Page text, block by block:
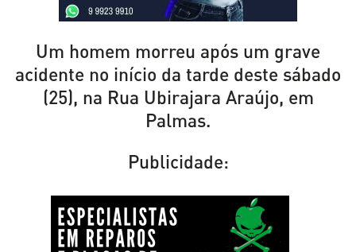
Um homem morreu após um grave
acidente no início da tarde deste sábado
(25), na Rua Ubirajara Araújo, em
Palmas.
Publicidade: